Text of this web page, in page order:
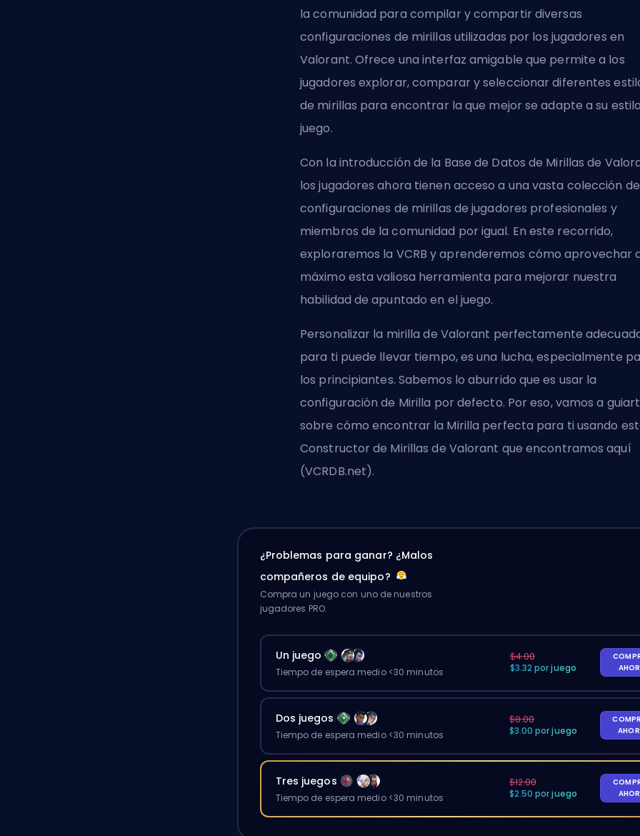
la comunidad para compilar y compartir diversas
configuraciones de mirillas utilizadas por los jugadores en
Valorant. Ofrece una interfaz amigable que permite a los
jugadores explorar, comparar y seleccionar diferentes
de mirillas para encontrar la que mejor se adapte a su
juego.
Con la introducción de la Base de Datos de Mirillas de
los jugadores ahora tienen acceso a una vasta colección de
configuraciones de mirillas de jugadores profesionales y
miembros de la comunidad por igual. En este recorrido,
exploraremos la VCRB y aprenderemos cómo aprovechar
máximo esta valiosa herramienta para mejorar nuestra
habilidad de apuntado en el juego.
Personalizar la mirilla de Valorant perfectamente
para ti puede llevar tiempo, es una lucha, especialmente
los principiantes. Sabemos lo aburrido que es usar la
configuración de Mirilla por defecto. Por eso, vamos a
sobre cómo encontrar la Mirilla perfecta para ti usando
Constructor de Mirillas de Valorant que encontramos aquí
(VCRDB.net).
¿Problemas para ganar? ¿Malos
compañeros de equipo?
Compra un juego con uno de nuestros
jugadores PRO.
Un juego
Tiempo de espera medio <30 minutos
$4.00
$3.32 por juego
Dos juegos
Tiempo de espera medio <30 minutos
$8.00
$3.00 por juego
Tres juegos
Tiempo de espera medio <30 minutos
$12.00
$2.50 por juego